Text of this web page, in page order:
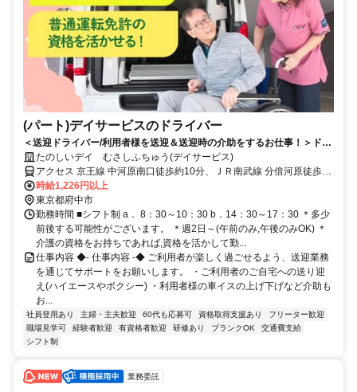
(パート)デイサービスのドライバー
＜送迎ドライバー/利用者様を送迎＆送迎時の介助をするお仕事！＞ドラ
イバー以外に利用者様の車イスの上げ下げなど介助もお願いする場合が
あります。
たのしいデイ むさしふちゅう(デイサービス)
アクセス 京王線 中河原南口徒歩約10分、ＪＲ南武線 分倍河原徒歩約
16分、京王線 分倍河原徒歩約16分 京王線「中河原」駅から徒歩約10
分
時給1,226円以上
東京都府中市
勤務時間 ■シフト制 a． 8：30～10：30 b．14：30～17：30 ＊多少
前後する可能性がございます。 ＊週2日～(午前のみ,午後のみOK) ＊
介護の資格をお持ちであれば,資格を活かして勤...
仕事内容 ◆- 仕事内容 -◆ ご利用者が楽しく過ごせるよう、送迎業務
を通じてサポートをお願いします。 ・ご利用者のご自宅への送り迎
え(ハイエースやボクシー) ・利用者様の車イスの上げ下げなど介助も
お...
社員登用あり 主婦・主夫歓迎 60代も応募可 資格取得支援あり
フリーター歓迎
職場見学可
経験者歓迎 有資格者歓迎 研修あり ブランクOK
交通費支給
シフト制
業務委託